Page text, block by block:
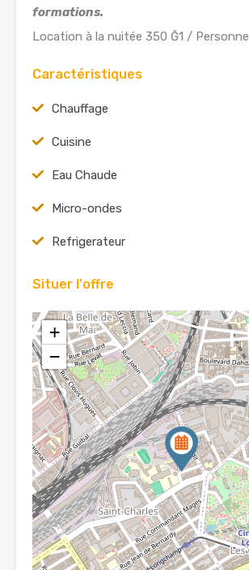
formations.
Location à la nuitée 350 Ğ1 / Personne
Caractéristiques
Chauffage
Cuisine
Eau Chaude
Micro-ondes
Refrigerateur
Situer l'offre
+
−